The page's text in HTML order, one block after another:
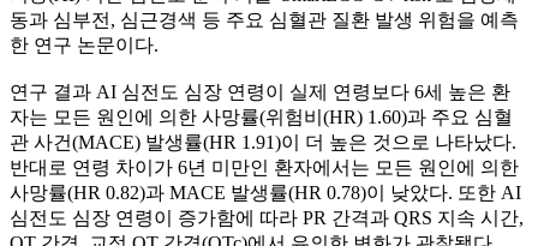
동과 심부전, 심근경색 등 주요 심혈관 질환 발생 위험을 예측
한 연구 논문이다.
연구 결과 AI 심전도 심장 연령이 실제 연령보다 6세 높은 환
자는 모든 원인에 의한 사망률(위험비(HR) 1.60)과 주요 심혈
관 사건(MACE) 발생률(HR 1.91)이 더 높은 것으로 나타났다.
반대로 연령 차이가 6년 미만인 환자에서는 모든 원인에 의한
사망률(HR 0.82)과 MACE 발생률(HR 0.78)이 낮았다. 또한 AI
심전도 심장 연령이 증가함에 따라 PR 간격과 QRS 지속 시간,